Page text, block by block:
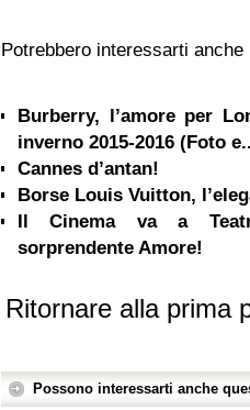
Potrebbero interessarti anche
Burberry, l’amore per
inverno 2015-2016 (Foto
Cannes d’antan!
Borse Louis Vuitton,
Il Cinema va a
sorprendente Amore!
Ritornare alla prima
Possono interessarti anche